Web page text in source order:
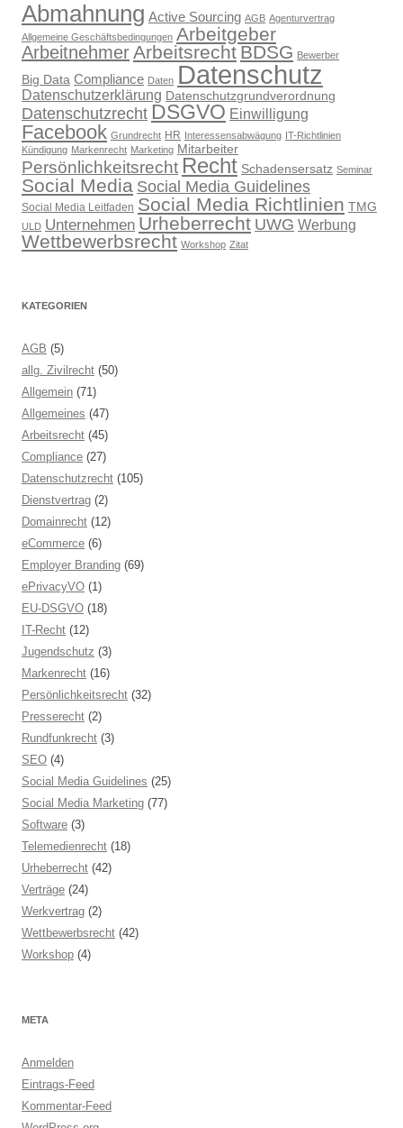
Abmahnung Active Sourcing AGB Agenturvertrag
Allgemeine Geschäftsbedingungen Arbeitgeber
ArbeitnehmerArbeitsrecht BDSG Bewerber
Big Data Compliance Daten Datenschutz
Datenschutzerklärung Datenschutzgrundverordnung
Datenschutzrecht DSGVO Einwilligung
Facebook Grundrecht HR Interessensabwägung IT-Richtlinien
Kündigung Markenrecht Marketing Mitarbeiter
Persönlichkeitsrecht Recht Schadensersatz Seminar
Social Media Social Media Guidelines
Social Media Leitfaden Social Media Richtlinien TMG
ULD Unternehmen Urheberrecht UWG Werbung
Wettbewerbsrecht Workshop Zitat
KATEGORIEN
AGB (5)
allg. Zivilrecht (50)
Allgemein (71)
Allgemeines (47)
Arbeitsrecht (45)
Compliance (27)
Datenschutzrecht (105)
Dienstvertrag (2)
Domainrecht (12)
eCommerce (6)
Employer Branding (69)
ePrivacyVO (1)
EU-DSGVO (18)
IT-Recht (12)
Jugendschutz (3)
Markenrecht (16)
Persönlichkeitsrecht (32)
Presserecht (2)
Rundfunkrecht (3)
SEO (4)
Social Media Guidelines (25)
Social Media Marketing (77)
Software (3)
Telemedienrecht (18)
Urheberrecht (42)
Verträge (24)
Werkvertrag (2)
Wettbewerbsrecht (42)
Workshop (4)
META
Anmelden
Eintrags-Feed
Kommentar-Feed